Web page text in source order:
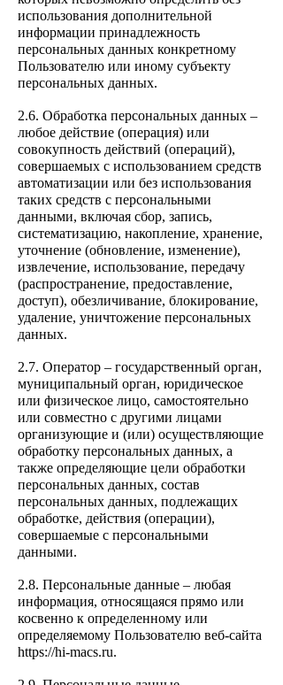
использования дополнительной
информации принадлежность
персональных данных конкретному
Пользователю или иному субъекту
персональных данных.
2.6. Обработка персональных данных –
любое действие (операция) или
совокупность действий (операций),
совершаемых с использованием средств
автоматизации или без использования
таких средств с персональными
данными, включая сбор, запись,
систематизацию, накопление, хранение,
уточнение (обновление, изменение),
извлечение, использование, передачу
(распространение, предоставление,
доступ), обезличивание, блокирование,
удаление, уничтожение персональных
данных.
2.7. Оператор – государственный орган,
муниципальный орган, юридическое
или физическое лицо, самостоятельно
или совместно с другими лицами
организующие и (или) осуществляющие
обработку персональных данных, а
также определяющие цели обработки
персональных данных, состав
персональных данных, подлежащих
обработке, действия (операции),
совершаемые с персональными
данными.
2.8. Персональные данные – любая
информация, относящаяся прямо или
косвенно к определенному или
определяемому Пользователю веб-сайта
https://hi-macs.ru.